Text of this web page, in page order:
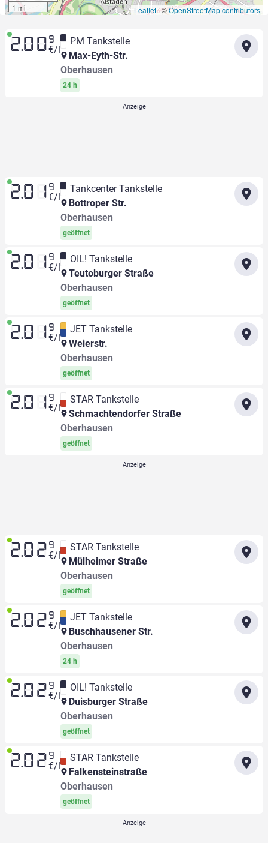
1 mi
Leaflet|©OpenStreetMap contributors
2.00 9
€/l
PM Tankstelle
Max-Eyth-Str.
Oberhausen
24 h
2.01 9
€/l
Tankcenter Tankstelle
Bottroper Str.
Oberhausen
geöffnet
2.01 9
€/l
OIL! Tankstelle
Teutoburger Straße
Oberhausen
geöffnet
2.01 9
€/l
JET Tankstelle
Weierstr.
Oberhausen
geöffnet
2.01 9
€/l
STAR Tankstelle
Schmachtendorfer Straße
Oberhausen
geöffnet
2.02 9
€/l
STAR Tankstelle
Mülheimer Straße
Oberhausen
geöffnet
2.02 9
€/l
JET Tankstelle
Buschhausener Str.
Oberhausen
24 h
2.02 9
€/l
OIL! Tankstelle
Duisburger Straße
Oberhausen
geöffnet
2.02 9
€/l
STAR Tankstelle
Falkensteinstraße
Oberhausen
geöffnet